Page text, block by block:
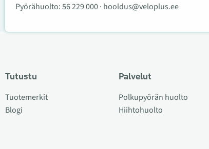
Pyörähuolto:56 229 000· hooldus@veloplus.ee
Tutustu
Tuotemerkit
Blogi
Palvelut
Polkupyörän huolto
Hiihtohuolto